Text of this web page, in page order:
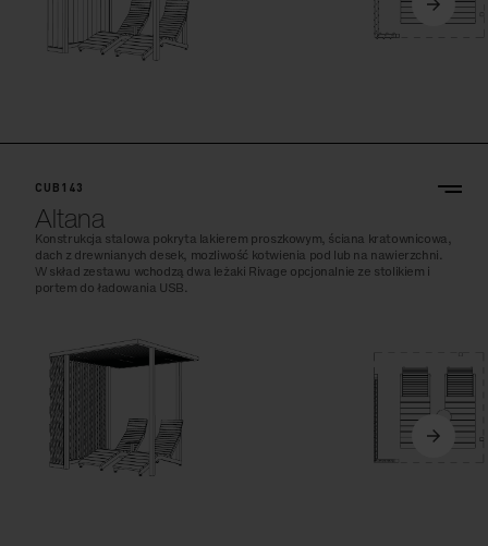
CUB143
Altana
Konstrukcja stalowa pokryta lakierem proszkowym, ściana kratownicowa,
dach z drewnianych desek, mozliwość kotwienia pod lub na nawierzchni.
W skład zestawu wchodzą dwa leżaki Rivage opcjonalnie ze stolikiem i
portem do ładowania USB.